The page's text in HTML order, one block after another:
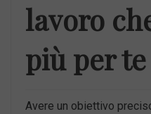
lavoro
più per te
Avere un obiettivo